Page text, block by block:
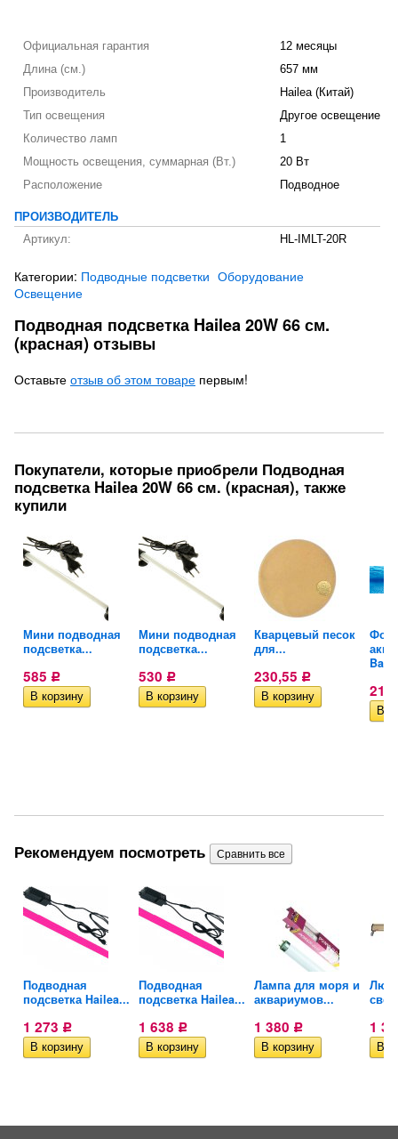
Официальная гарантия
12 месяцы
Длина (см.)
657 мм
Производитель
Hailea (Китай)
Тип освещения
Другое освещение
Количество ламп
1
Мощность освещения, суммарная (Вт.)
20 Вт
Расположение
Подводное
ПРОИЗВОДИТЕЛЬ
Артикул:
HL-IMLT-20R
Категории: Подводные подсветки Оборудование
Освещение
Подводная подсветка Hailea 20W 66 см.
(красная) отзывы
Оставьте отзыв об этом товаре первым!
Покупатели, которые приобрели Подводная
подсветка Hailea 20W 66 см. (красная), также
купили
Мини подводная
подсветка...
585 Р
Мини подводная
подсветка...
530 Р
Кварцевый песок
для...
230,55 Р
Фон
210
Рекомендуем посмотреть
Подводная
подсветка Hailea...
1 273 Р
Подводная
подсветка Hailea...
1 638 Р
Лампа для моря и
аквариумов...
1 380 Р 1